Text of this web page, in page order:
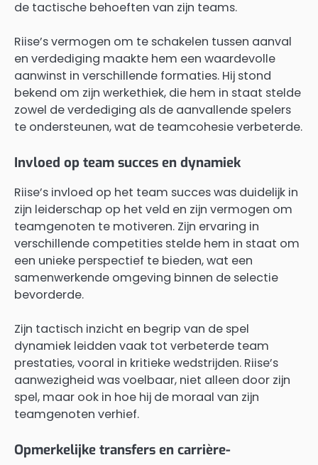
de tactische behoeften van zijn teams.
Riise’s vermogen om te schakelen tussen aanval
en verdediging maakte hem een waardevolle
aanwinst in verschillende formaties. Hij stond
bekend om zijn werkethiek, die hem in staat stelde
zowel de verdediging als de aanvallende spelers
te ondersteunen, wat de teamcohesie verbeterde.
Invloed op team succes en dynamiek
Riise’s invloed op het team succes was duidelijk in
zijn leiderschap op het veld en zijn vermogen om
teamgenoten te motiveren. Zijn ervaring in
verschillende competities stelde hem in staat om
een unieke perspectief te bieden, wat een
samenwerkende omgeving binnen de selectie
bevorderde.
Zijn tactisch inzicht en begrip van de spel
dynamiek leidden vaak tot verbeterde team
prestaties, vooral in kritieke wedstrijden. Riise’s
aanwezigheid was voelbaar, niet alleen door zijn
spel, maar ook in hoe hij de moraal van zijn
teamgenoten verhief.
Opmerkelijke transfers en carrière-